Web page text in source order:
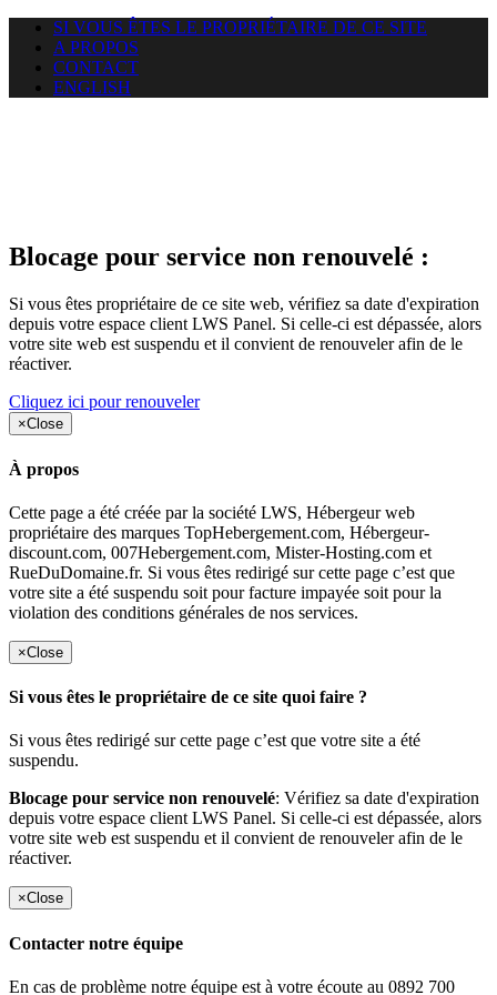
SI VOUS ÊTES LE PROPRIÉTAIRE DE CE SITE
A PROPOS
CONTACT
ENGLISH
Blocage pour service non renouvelé :
Si vous êtes propriétaire de ce site web, vérifiez sa date d'expiration
depuis votre espace client LWS Panel. Si celle-ci est dépassée, alors
votre site web est suspendu et il convient de renouveler afin de le
réactiver.
Cliquez ici pour renouveler
×Close
À propos
Cette page a été créée par la société LWS, Hébergeur web
propriétaire des marques TopHebergement.com, Hébergeur-
discount.com, 007Hebergement.com, Mister-Hosting.com et
RueDuDomaine.fr. Si vous êtes redirigé sur cette page c’est que
votre site a été suspendu soit pour facture impayée soit pour la
violation des conditions générales de nos services.
×Close
Si vous êtes le propriétaire de ce site quoi faire ?
Si vous êtes redirigé sur cette page c’est que votre site a été
suspendu.
Blocage pour service non renouvelé: Vérifiez sa date d'expiration
depuis votre espace client LWS Panel. Si celle-ci est dépassée, alors
votre site web est suspendu et il convient de renouveler afin de le
réactiver.
×Close
Contacter notre équipe
En cas de problème notre équipe est à votre écoute au 0892 700